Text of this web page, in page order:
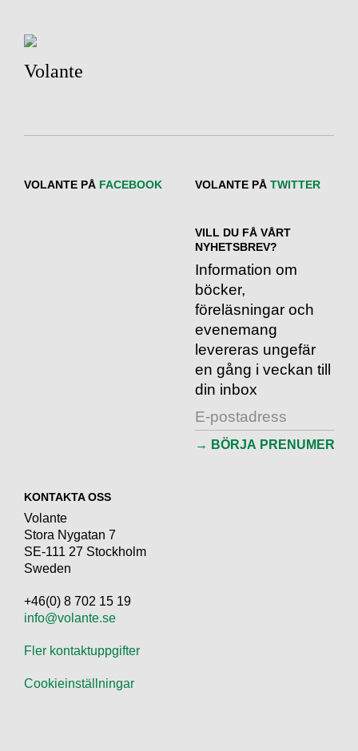
Volante
VOLANTE PÅ FACEBOOK VOLANTE PÅ TWITTER
VILL DU FÅ VÅRT
NYHETSBREV?
Information om
böcker,
föreläsningar och
evenemang
levereras ungefär
en gång i veckan till
din inbox
KONTAKTA OSS
Volante
Stora Nygatan 7
SE-111 27 Stockholm
Sweden
+46(0) 8 702 15 19
info@volante.se
Fler kontaktuppgifter
Cookieinställningar